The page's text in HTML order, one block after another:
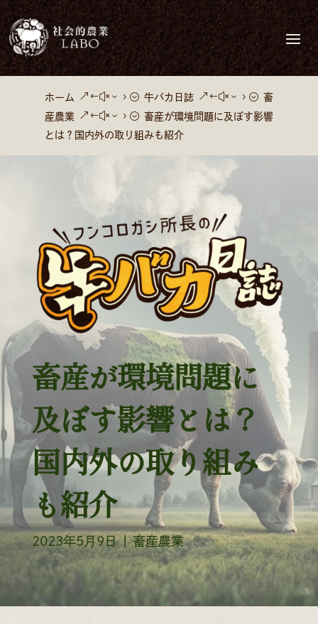
ホーム &#x35; 牛バカ日誌&#x35; 畜
産農業&#x35; 畜産が環境問題に及ぼす影響
とは？国内外の取り組みも紹介
畜産が環境問題に
及ぼす影響とは？
国内外の取り組み
も紹介
2023年5月9日|畜産農業